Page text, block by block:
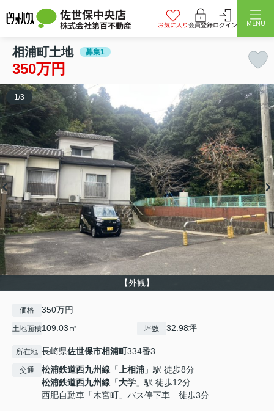
佐世保中央店
株式会社第百不動産 お気に入り会員登録ログイン MENU
相浦町土地 募集1
350万円
【外観】
1 /3
価格 350万円
土地面積109.03㎡ 坪数 32.98坪
所在地 長崎県佐世保市相浦町334番3
交通 松浦鉄道西九州線 「 上相浦 」駅 徒歩8分
松浦鉄道西九州線 「大学 」駅 徒歩12分
西肥自動車「木宮町」バス停下車 徒歩3分